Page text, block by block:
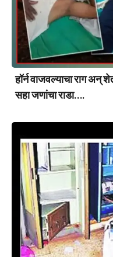
हॉर्न वाजवल्याचा राग अन्
सहा जणांचा राडा….